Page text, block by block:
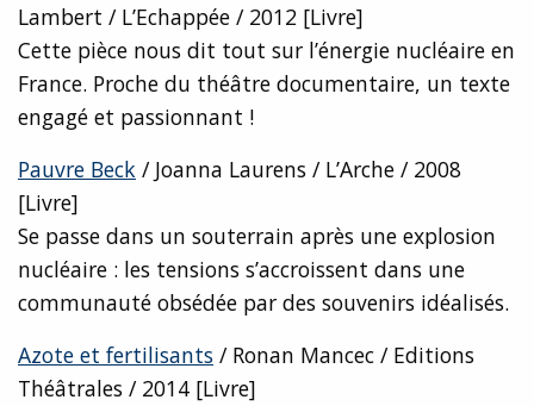
Lambert / L’Echappée / 2012 [Livre]
Cette pièce nous dit tout sur l’énergie nucléaire en
France. Proche du théâtre documentaire, un texte
engagé et passionnant !
Pauvre Beck / Joanna Laurens / L’Arche / 2008
[Livre]
Se passe dans un souterrain après une explosion
nucléaire : les tensions s’accroissent dans une
communauté obsédée par des souvenirs idéalisés.
Azote et fertilisants / Ronan Mancec / Editions
Théâtrales / 2014 [Livre]